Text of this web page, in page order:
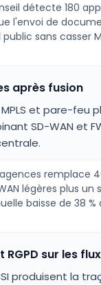
détecte 180
l'envoi de
sans casser
après fusion
et pare-feu
SD-WAN et
remplace
légères plus un
baisse de 38 %
RGPD sur les
produisent la